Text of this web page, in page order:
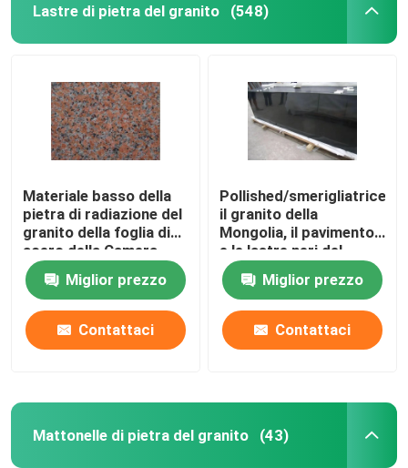
camini di pietra naturali
tessere di vetro
colonne di pietra naturali
Lastre di pietra del granito (548)
Materiale basso della
pietra di radiazione del
granito della foglia di
acero della Camera
G652 delle lastre rosse
della pietraMiglior prezzo
Contattaci
Pollished/smerigliatrice
il granito della
Mongolia, il pavimento
e le lastre neri del
granito della
decorazioneMiglior prezzo
Contattaci
Mattonelle di pietra del granito (43)